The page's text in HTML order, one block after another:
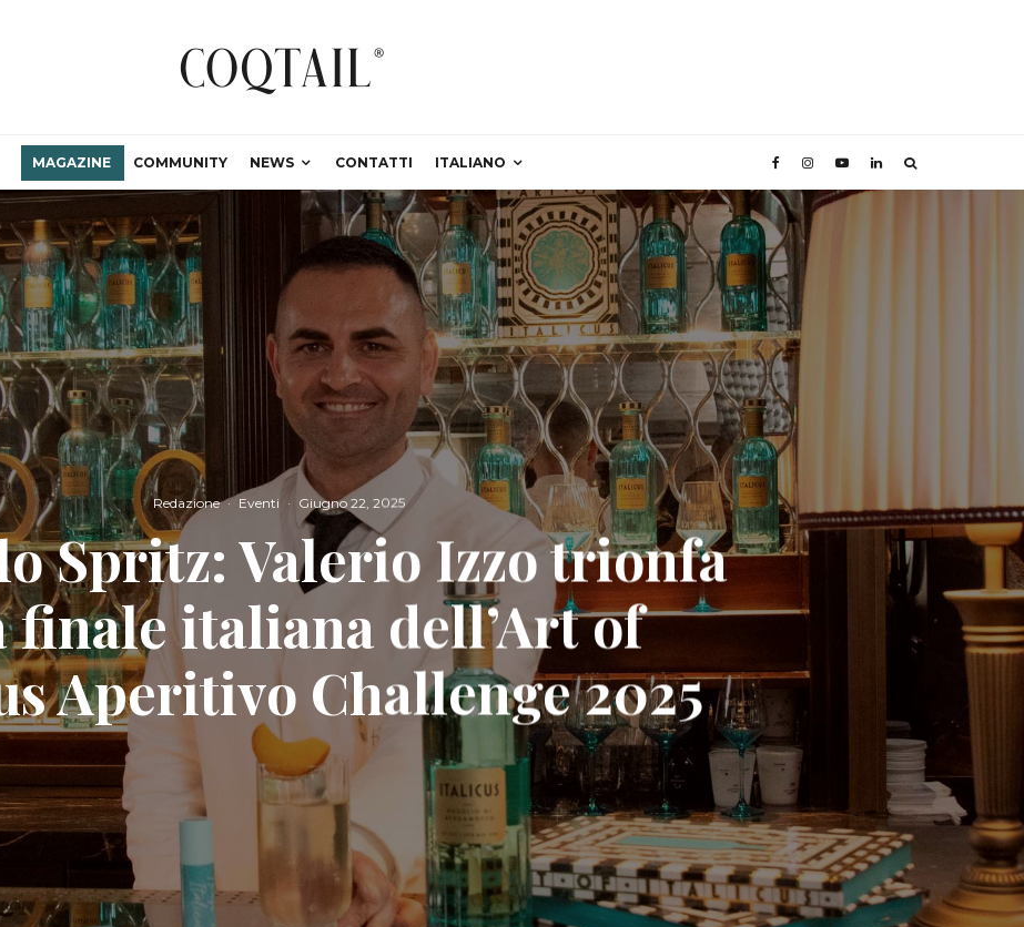
MAGAZINE COMMUNITY NEWS CONTATTI ITALIANO
Redazione · Eventi · Giugno 22, 2025
Spritz: Valerio Izzo trionfa
finale italiana dell’Art of
Aperitivo Challenge 2025